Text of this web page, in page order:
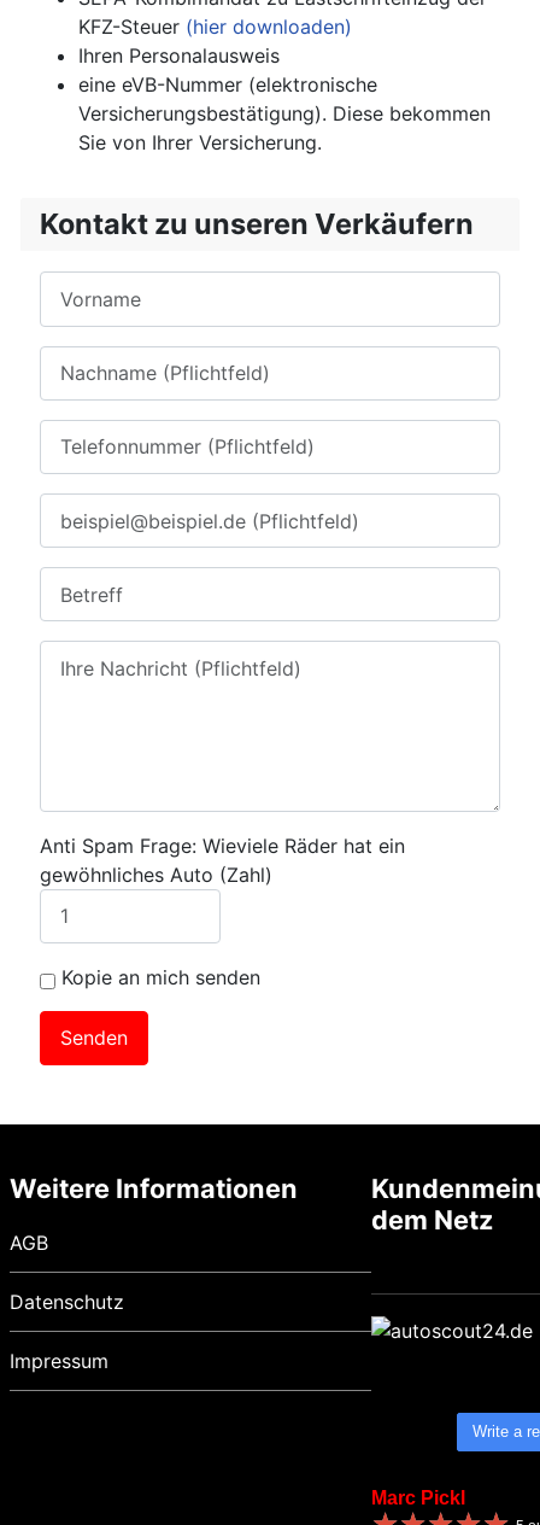
KFZ-Steuer (hier downloaden)
Ihren Personalausweis
eine eVB-Nummer (elektronische
Versicherungsbestätigung). Diese bekommen
Sie von Ihrer Versicherung.
Kontakt zu unseren Verkäufern
Anti Spam Frage: Wieviele Räder hat ein
gewöhnliches Auto (Zahl)
Kopie an mich senden
Weitere Informationen
AGB
Datenschutz
Impressum
dem Netz
Write a
Marc Pickl